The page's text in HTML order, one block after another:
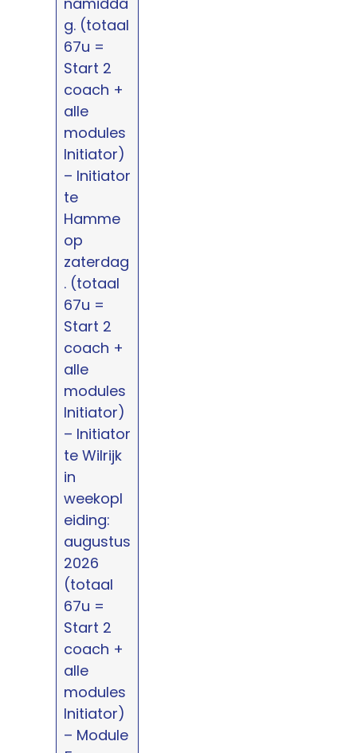
g. (totaal
67u =
Start 2
coach +
alle
modules
Initiator)
– Initiator
te
Hamme
op
zaterdag
. (totaal
67u =
Start 2
coach +
alle
modules
Initiator)
– Initiator
te Wilrijk
in
weekopl
eiding:
augustus
2026
(totaal
67u =
Start 2
coach +
alle
modules
Initiator)
– Module